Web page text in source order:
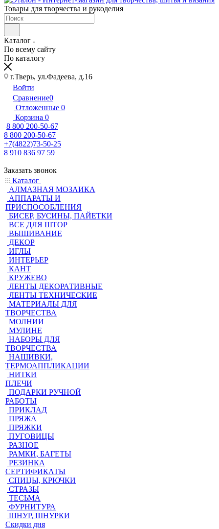
Товары для творчества и рукоделия
Каталог
По всему сайту
По каталогу
г.Тверь, ул.Фадеева, д.16
Войти
Сравнение0
Отложенные 0
Корзина 0
8 800 200-50-67
8 800 200-50-67
+7(4822)73-50-25
8 910 836 97 59
Заказать звонок
Каталог
АЛМАЗНАЯ МОЗАИКА
АППАРАТЫ И
ПРИСПОСОБЛЕНИЯ
БИСЕР, БУСИНЫ, ПАЙЕТКИ
ВСЕ ДЛЯ ШТОР
ВЫШИВАНИЕ
ДЕКОР
ИГЛЫ
ИНТЕРЬЕР
КАНТ
КРУЖЕВО
ЛЕНТЫ ДЕКОРАТИВНЫЕ
ЛЕНТЫ ТЕХНИЧЕСКИЕ
МАТЕРИАЛЫ ДЛЯ
ТВОРЧЕСТВА
МОЛНИИ
МУЛИНЕ
НАБОРЫ ДЛЯ
ТВОРЧЕСТВА
НАШИВКИ,
ТЕРМОАППЛИКАЦИИ
НИТКИ
ПЛЕЧИ
ПОДАРКИ РУЧНОЙ
РАБОТЫ
ПРИКЛАД
ПРЯЖА
ПРЯЖКИ
ПУГОВИЦЫ
РАЗНОЕ
РАМКИ, БАГЕТЫ
РЕЗИНКА
СЕРТИФИКАТЫ
СПИЦЫ, КРЮЧКИ
СТРАЗЫ
ТЕСЬМА
ФУРНИТУРА
ШНУР, ШНУРКИ
Скидки дня